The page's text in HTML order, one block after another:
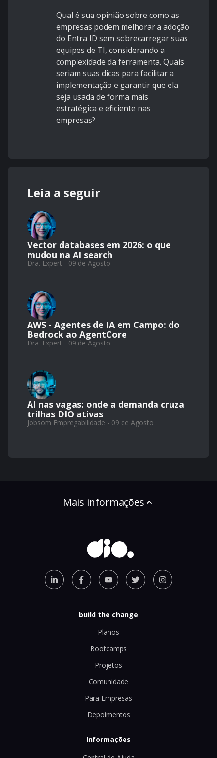
Qual é sua opinião sobre como as
empresas podem melhorar a adoção
do Entra ID sem sobrecarregar suas
equipes de TI, considerando a
complexidade da ferramenta. Quais
seriam suas dicas para facilitar a
implementação e garantir que ela
seja usada de forma mais
estratégica e eficiente nas
empresas?
Leia a seguir
Vector databases em 2026: o que
mudou na AI search
Dra. Expert - 09 de Agosto
AWS - Agentes de IA em Campo: do
Bedrock ao AgentCore
Dra. Expert - 09 de Agosto
AI nas vagas: onde a demanda cruza
trilhas DIO ativas
Jobsom Empregabilidade - 09 de Agosto
Mais informações
build the change
Planos
Bootcamps
Projetos
Comunidade
Para Empresas
Depoimentos
Informações